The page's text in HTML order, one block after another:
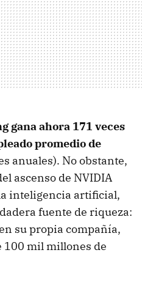
gana ahora 171 veces
promedio de
anuales). No obstante,
ascenso de NVIDIA
inteligencia artificial,
fuente de riqueza:
su propia compañía,
100 mil millones de